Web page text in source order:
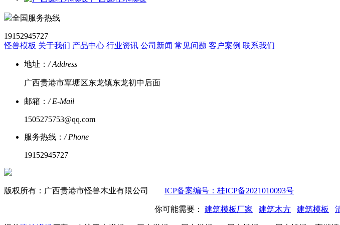
全国服务热线
19152945727
怪兽模板 关于我们 产品中心 行业资讯 公司新闻 常见问题 客户案例 联系我们
地址： / Address
广西贵港市覃塘区东龙镇东龙初中后面
邮箱： / E-Mail
1505275753@qq.com
服务热线： / Phone
19152945727
版权所有：广西贵港市怪兽木业有限公司 ICP备案编号：桂ICP备2021010093号
你可能需要： 建筑模板厂家 建筑木方 建筑模板